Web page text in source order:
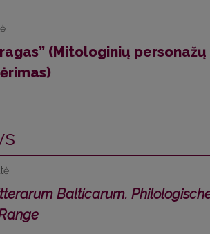
(Mitologinių
Balticarum.